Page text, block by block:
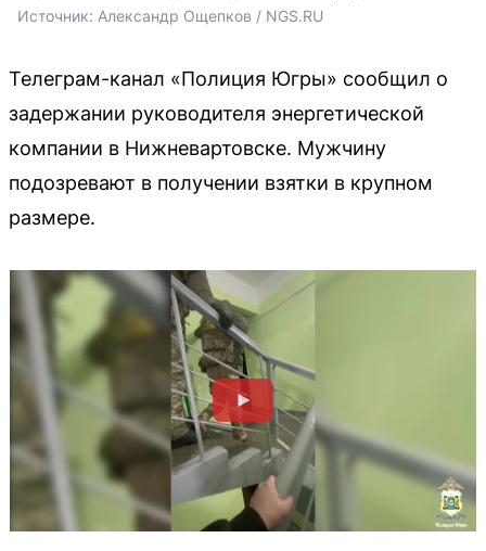
Источник: Александр Ощепков / NGS.RU
Телеграм-канал «Полиция Югры» сообщил о
задержании руководителя энергетической
компании в Нижневартовске. Мужчину
подозревают в получении взятки в крупном
размере.